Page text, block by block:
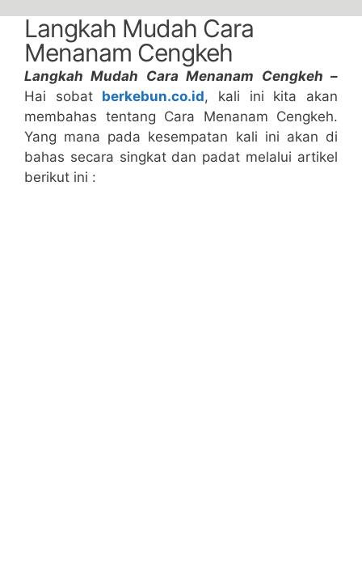
Langkah Mudah Cara
Menanam Cengkeh
Langkah Mudah Cara Menanam Cengkeh –
Hai sobat berkebun.co.id, kali ini kita akan
membahas tentang Cara Menanam Cengkeh.
Yang mana pada kesempatan kali ini akan di
bahas secara singkat dan padat melalui artikel
berikut ini :